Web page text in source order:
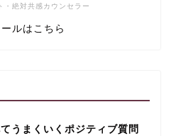
・絶対共感カウンセラー
ルはこちら
うまくいくポジティブ質問